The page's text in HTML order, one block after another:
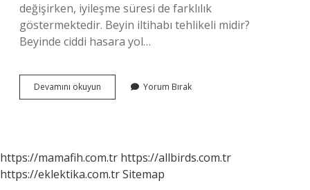
değişirken, iyileşme süresi de farklılık
göstermektedir. Beyin iltihabı tehlikeli midir?
Beyinde ciddi hasara yol…
Devamını okuyun
Apsesi
Yorum Bırak
https://mamafih.com.tr https://allbirds.com.tr
https://eklektika.com.trSitemap